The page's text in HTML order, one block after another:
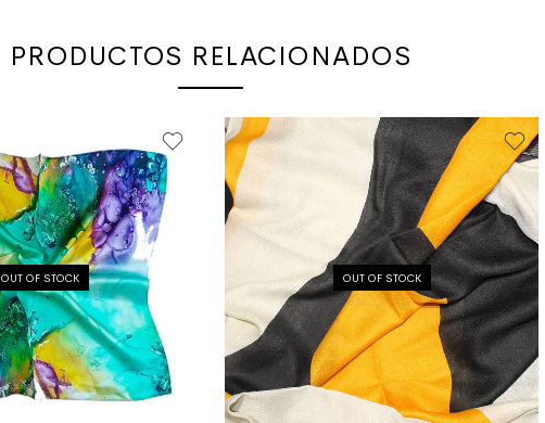
PRODUCTOS RELACIONADOS
OUT OF STOCK OUT OF STOCK